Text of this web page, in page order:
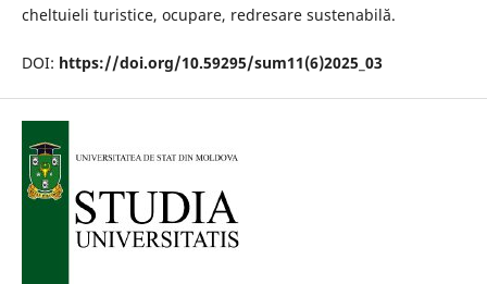
cheltuieli turistice, ocupare, redresare sustenabilă.
DOI: https://doi.org/10.59295/sum11(6)2025_03